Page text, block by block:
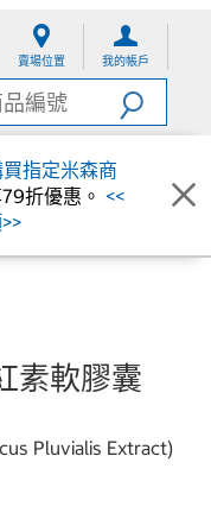
賣場位置 我的帳戶
買指定米森商
折優惠。 <<
素軟膠囊
Pluvialis Extract)